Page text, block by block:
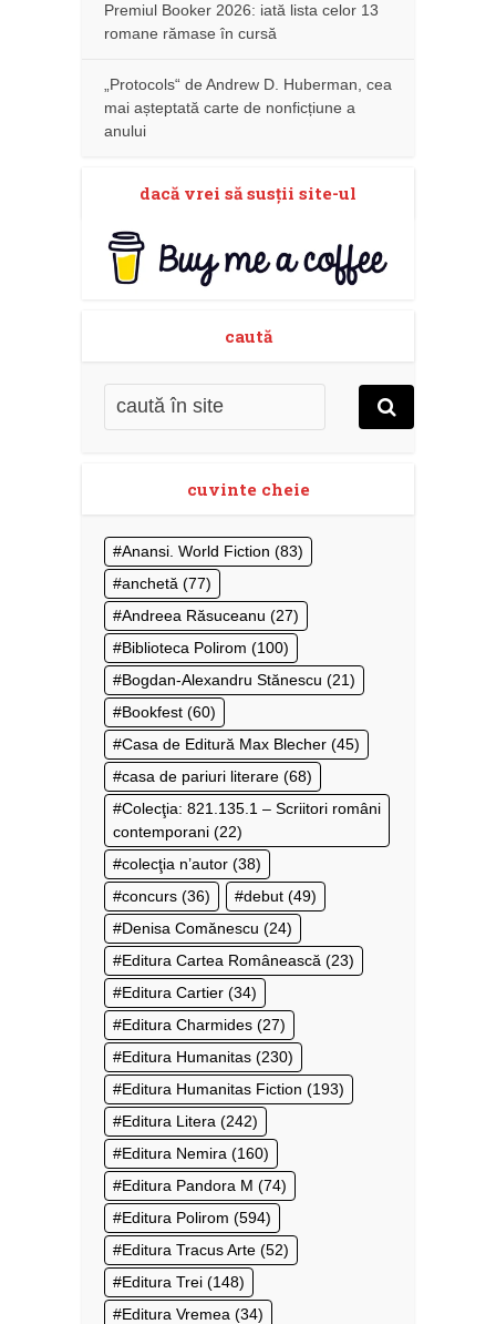
Premiul Booker 2026: iată lista celor 13
romane rămase în cursă
„Protocols“ de Andrew D. Huberman, cea
mai așteptată carte de nonficțiune a
anului
dacă vrei să susţii site-ul
caută
cuvinte cheie
Anansi. World Fiction (83)
anchetă (77)
Andreea Răsuceanu (27)
Biblioteca Polirom (100)
Bogdan-Alexandru Stănescu (21)
Bookfest (60)
Casa de Editură Max Blecher (45)
casa de pariuri literare (68)
Colecţia: 821.135.1 – Scriitori români
contemporani (22)
colecţia n’autor (38)
concurs (36) debut (49)
Denisa Comănescu (24)
Editura Cartea Românească (23)
Editura Cartier (34)
Editura Charmides (27)
Editura Humanitas (230)
Editura Humanitas Fiction (193)
Editura Litera (242)
Editura Nemira (160)
Editura Pandora M (74)
Editura Polirom (594)
Editura Tracus Arte (52)
Editura Trei (148)
Editura Vremea (34)